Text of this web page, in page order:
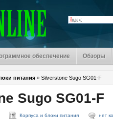
обеспечение Обзоры
питания » Silverstone Sugo SG01-F
Sugo SG01-F
Корпуса и блоки питания нет